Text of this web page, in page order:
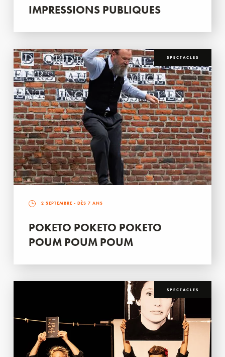
IMPRESSIONS PUBLIQUES
SPECTACLES
2 SEPTEMBRE - DÈS 7 ANS
POKETO POKETO POKETO
POUM POUM POUM
SPECTACLES